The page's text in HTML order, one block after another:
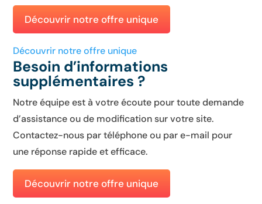
Découvrir notre offre unique
Découvrir notre offre unique
Besoin d’informations
supplémentaires ?
Notre équipe est à votre écoute pour toute demande
d’assistance ou de modification sur votre site.
Contactez-nous par téléphone ou par e-mail pour
une réponse rapide et efficace.
Découvrir notre offre unique